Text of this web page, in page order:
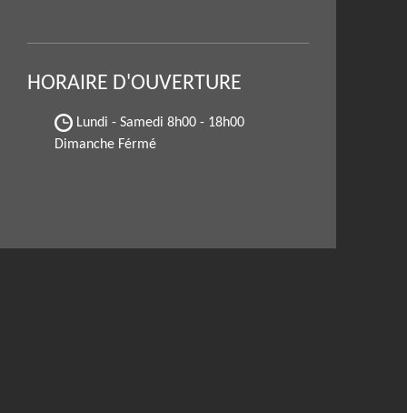
HORAIRE D'OUVERTURE
Lundi - Samedi 8h00 - 18h00
Dimanche Férmé